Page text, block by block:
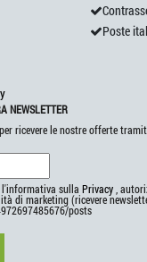
Poste
NEWSLETTER
ricevere le nostre offerte
l'informativa sulla Privacy,
di marketing (ricevere
posts